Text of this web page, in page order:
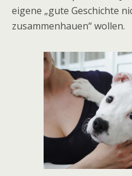
eigene „gute Geschichte
zusammenhauen“ wollen.